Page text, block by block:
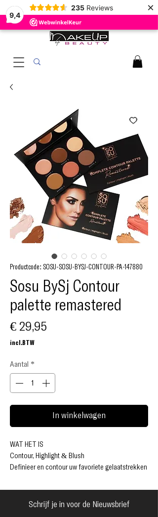
9,4
235 Reviews ×
Productcode: SOSU-SOSU-BYSJ-CONTOUR-PA-147880
Sosu BySj Contour
palette remastered
€ 29,95
incl.BTW
Aantal *
In winkelwagen
WAT HET IS
Contour, Highlight & Blush
Definieer en contour uw favoriete gelaatstrekken
Palette Remastered. Met zes luxe crème- en
poedertinten die zijn ontworpen om je teint te
Schrijf je in voor de Nieuwsbrief